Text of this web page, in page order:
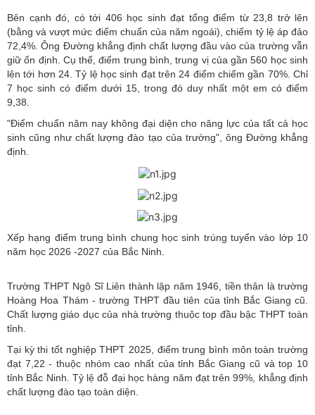
Bên cạnh đó, có tới 406 học sinh đạt tổng điểm từ 23,8 trở lên
(bằng và vượt mức điểm chuẩn của năm ngoái), chiếm tỷ lệ áp đảo
72,4%. Ông Đường khẳng định chất lượng đầu vào của trường vẫn
giữ ổn định. Cụ thể, điểm trung bình, trung vị của gần 560 học sinh
lên tới hơn 24. Tỷ lệ học sinh đạt trên 24 điểm chiếm gần 70%. Chỉ
7 học sinh có điểm dưới 15, trong đó duy nhất một em có điểm
9,38.
"Điểm chuẩn năm nay không đại diện cho năng lực của tất cả học
sinh cũng như chất lượng đào tạo của trường", ông Đường khẳng
định.
Xếp hạng điểm trung bình chung học sinh trúng tuyển vào lớp 10
năm học 2026 -2027 của Bắc Ninh.
Trường THPT Ngô Sĩ Liên thành lập năm 1946, tiền thân là trường
Hoàng Hoa Thám - trường THPT đầu tiên của tỉnh Bắc Giang cũ.
Chất lượng giáo dục của nhà trường thuộc top đầu bậc THPT toàn
tỉnh.
Tại kỳ thi tốt nghiệp THPT 2025, điểm trung bình môn toàn trường
đạt 7,22 - thuộc nhóm cao nhất của tỉnh Bắc Giang cũ và top 10
tỉnh Bắc Ninh. Tỷ lệ đỗ đại học hàng năm đạt trên 99%, khẳng định
chất lượng đào tạo toàn diện.